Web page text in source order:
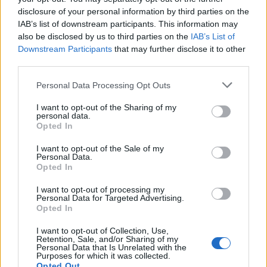
disclosure of your personal information by third parties on the
IAB’s list of downstream participants. This information may
also be disclosed by us to third parties on the IAB’s List of
Downstream Participants that may further disclose it to other
Personal Data Processing Opt Outs
I want to opt-out of the Sharing of my
personal data.
Opted In
I want to opt-out of the Sale of my
Personal Data.
Opted In
I want to opt-out of processing my
Personal Data for Targeted Advertising.
Opted In
I want to opt-out of Collection, Use,
Retention, Sale, and/or Sharing of my
Personal Data that Is Unrelated with the
Purposes for which it was collected.